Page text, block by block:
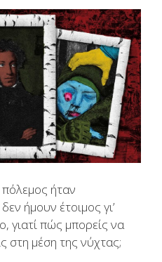
ήταν
ήμουν έτοιμος γι’
γιατί πώς μπορείς να
στη μέση της νύχτας;